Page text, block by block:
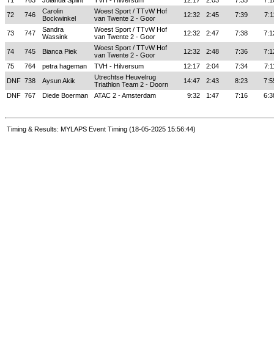
72
746
Carolin
Bockwinkel
Woest Sport / TTvW Hof
van Twente 2 - Goor
12:32 2:45 7:39
73 747
Sandra
Wassink
Woest Sport / TTvW Hof
van Twente 2 - Goor
12:32 2:47 7:38
74 745 Bianca Piek
Woest Sport / TTvW Hof
van Twente 2 - Goor
12:32 2:48 7:36
75
764 petra hageman TVH - Hilversum 12:17 2:04 7:34
DNF 738 Aysun Akik
Utrechtse Heuvelrug
Triathlon Team 2 - Doorn
14:47 2:43 8:23
DNF 767 Diede Boerman ATAC 2 - Amsterdam 9:32 1:47 7:16
Timing & Results: MYLAPS Event Timing (18-05-2025 15:56:44)